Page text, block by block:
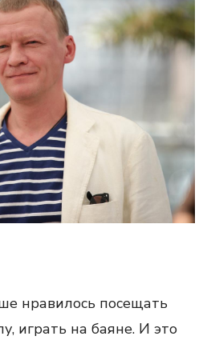
нравилось посещать
играть на баяне. И это